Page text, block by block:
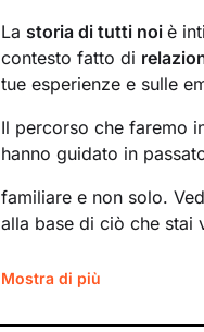
La storia di tutti noi è
contesto fatto di
tue esperienze e sulle
Il percorso che faremo
hanno guidato in
familiare e non solo.
alla base di ciò che stai
Imparerai a trasformare
competenze e
nuove strade da
Mostra di più